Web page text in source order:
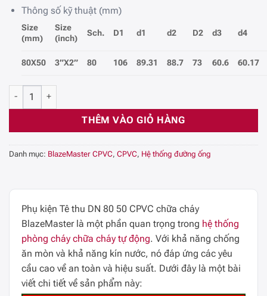
Thông số kỹ thuật (mm)
Size
(mm)
Size
(inch)
Sch. D1 d1 d2 D2 d3 d4
80X50 3”X2” 80 106 89.31 88.7 73 60.6 60.17
Tê Giảm CPVC BlazeMaster Chữa cháy (80X50) mm. số lượng
THÊM VÀO GIỎ HÀNG
Danh mục: BlazeMaster CPVC, CPVC, Hệ thống đường ống
Phụ kiện Tê thu DN 80 50 CPVC chữa cháy
BlazeMaster là một phần quan trọng trong hệ thống
phòng cháy chữa cháy tự động. Với khả năng chống
ăn mòn và khả năng kín nước, nó đáp ứng các yêu
cầu cao về an toàn và hiệu suất. Dưới đây là một bài
viết chi tiết về sản phẩm này: